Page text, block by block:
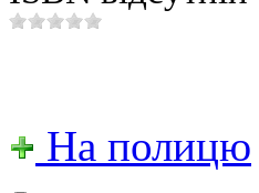
На полицю